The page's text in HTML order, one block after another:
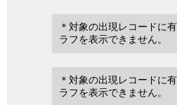
＊対象の出現レコードに
ラフを表示できません。
＊対象の出現レコードに
ラフを表示できません。